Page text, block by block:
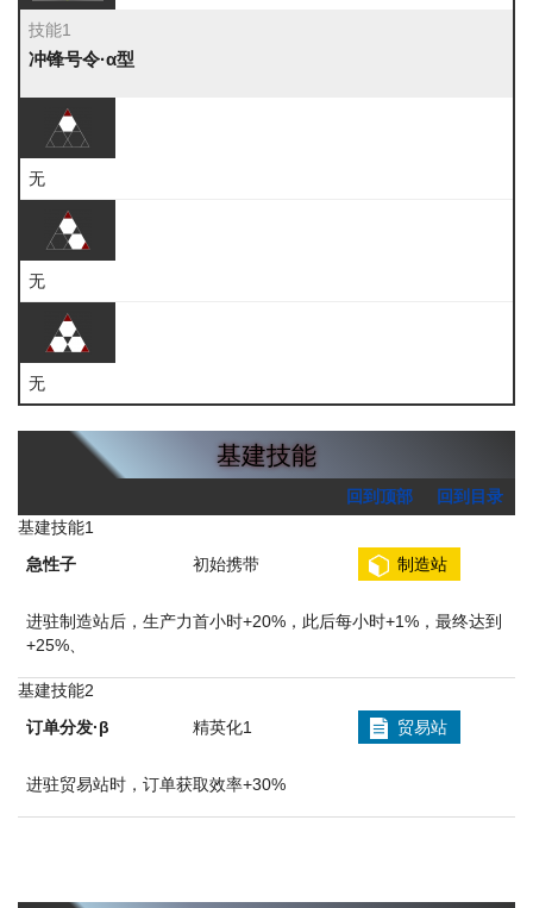
技能1
冲锋号令·α型
无
无
无
基建技能
回到顶部
回到目录
基建技能1
急性子
初始携带 制造站
进驻制造站后，生产力首小时+20%，此后每小时+1%，最终达到
+25%、
基建技能2
订单分发·β
精英化1 贸易站
进驻贸易站时，订单获取效率+30%